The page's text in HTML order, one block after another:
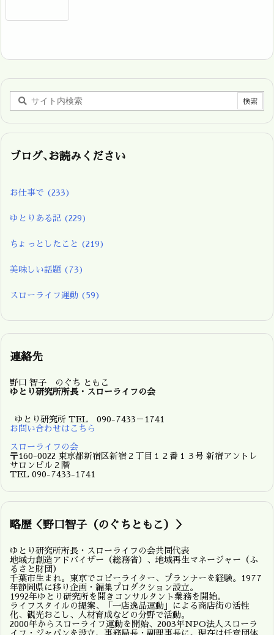
ブログ､お読みください
お仕事で (233)
ゆとりある記 (229)
ちょっとしたこと (219)
美味しい話題 (73)
スローライフ運動 (59)
連絡先
野口 智子 のぐち ともこ
ゆとり研究所所長・スローライフの会
ゆとり研究所 TEL 090-7433－1741
お問い合わせはこちら
スローライフの会
〒160-0022 東京都新宿区新宿２丁目１２番１３号 新宿アントレ
サロンビル２階
TEL 090-7433-1741
略歴＜野口智子（のぐちともこ）＞
ゆとり研究所所長・スローライフの会共同代表
地域力創造アドバイザー（総務省）、地域再生マネージャー（ふ
るさと財団）
千葉市生まれ。東京でコピーライター、プランナーを経験。1977
年静岡県に移り企画・編集プロダクション設立。
1992年ゆとり研究所を開きコンサルタント業務を開始。
ライフスタイルの提案、「一店逸品運動」による商店街の活性
化、観光おこし、人材育成などの分野で活動。
2000年からスローライフ運動を開始、2003年NPO法人スローラ
イフ・ジャパンを設立、事務局長・副理事長に。現在は任意団体